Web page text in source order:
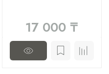
17 000 ₸